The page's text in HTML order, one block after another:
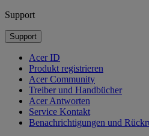
Support
Support
Acer ID
Produkt registrieren
Acer Community
Treiber und Handbücher
Acer Antworten
Service Kontakt
Benachrichtigungen und